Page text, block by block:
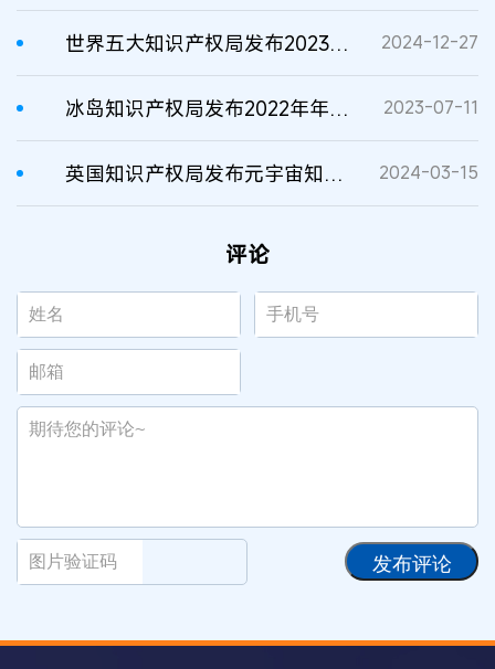
世界五大知识产权局发布2023年统计报告 2024-12-27
冰岛知识产权局发布2022年年度报告 2023-07-11
英国知识产权局发布元宇宙知识产权态势报告 2024-03-15
评论
发布评论